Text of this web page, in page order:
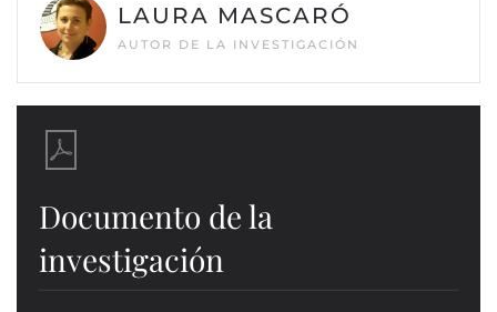
LAURA MASCARÓ
AUTOR DE LA INVESTIGACIÓN
Documento de la
investigación